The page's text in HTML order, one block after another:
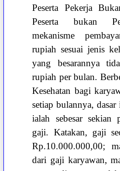
Peserta Pekerja
Peserta bukan
mekanisme
rupiah sesuai jenis
yang besarannya
rupiah per bulan.
Kesehatan bagi
setiap bulannya,
ialah sebesar sekian
gaji. Katakan, gaji
Rp.10.000.000,00;
dari gaji karyawan,